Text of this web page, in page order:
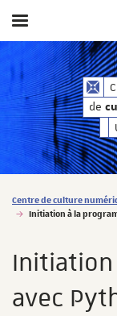
de
Afficher / masquer
Vous êtes ici :
Centre de culture
Initiation à la
avec